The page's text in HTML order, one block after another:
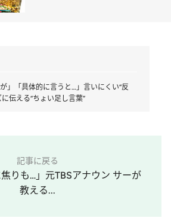
」「具体的に言うと…」言いにくい“反
伝える“ちょい足し言葉”
記事に戻る
焦りも…」元TBSアナウン サーが
教える...